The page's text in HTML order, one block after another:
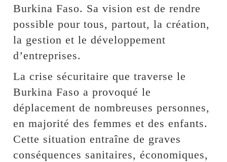
Burkina Faso. Sa vision est de rendre
possible pour tous, partout, la création,
la gestion et le développement
d’entreprises.
La crise sécuritaire que traverse le
Burkina Faso a provoqué le
déplacement de nombreuses personnes,
en majorité des femmes et des enfants.
Cette situation entraîne de graves
conséquences sanitaires, économiques,